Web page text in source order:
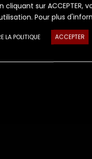
TOUS
cliquant sur ACCEPTER,
Pour plus
LA POLITIQUE ACCEPTER